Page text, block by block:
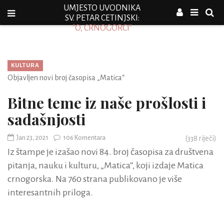
UMJESTO UVODNIKA
SV. PETAR CETINJSKI:
"O, CRNOGORCI"
KULTURA
Objavljen novi broj časopisa „Matica“
Bitne teme iz naše prošlosti i
sadašnjosti
Jan 23, 2021 106 Komentara (338 riječi)
Iz štampe je izašao novi 84. broj časopisa za društvena
pitanja, nauku i kulturu, „Matica“, koji izdaje Matica
crnogorska. Na 760 strana publikovano je više
interesantnih priloga.